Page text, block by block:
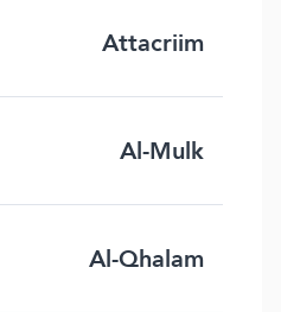
Attacriim
Al-Mulk
Al-Qhalam